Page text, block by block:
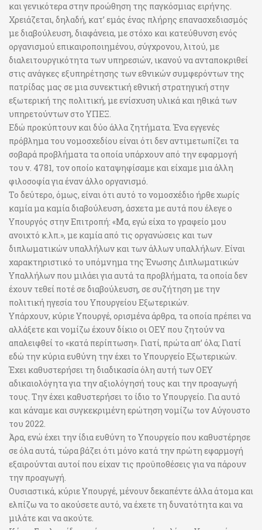
και γενικότερα στην προώθηση της παγκόσμιας ειρήνης.
Χρειάζεται, δηλαδή, κατ’ εμάς ένας πλήρης επανασχεδιασμός
με διαβούλευση, διαφάνεια, με στόχο και κατεύθυνση ενός
οργανισμού επικαιροποιημένου, σύγχρονου, λιτού, με
διαλειτουργικότητα των υπηρεσιών, ικανού να ανταποκριθεί
στις ανάγκες εξυπηρέτησης των εθνικών συμφερόντων της
πατρίδας μας σε μια συνεκτική εθνική στρατηγική στην
εξωτερική της πολιτική, με ενίσχυση υλικά και ηθικά των
υπηρετούντων στο ΥΠΕΞ.
Εδώ προκύπτουν και δύο άλλα ζητήματα. Ένα εγγενές
πρόβλημα του νομοσχεδίου είναι ότι δεν αντιμετωπίζει τα
σοβαρά προβλήματα τα οποία υπάρχουν από την εφαρμογή
του ν. 4781, τον οποίο καταψηφίσαμε και είχαμε μια άλλη
φιλοσοφία για έναν άλλο οργανισμό.
Το δεύτερο, όμως, είναι ότι αυτό το νομοσχέδιο ήρθε χωρίς
καμία μα καμία διαβούλευση, άσχετα με αυτά που έλεγε ο
Υπουργός στην Επιτροπή: «Μα, εγώ είχα το γραφείο μου
ανοιχτό κ.λπ.», με καμία από τις οργανώσεις και των
διπλωματικών υπαλλήλων και των άλλων υπαλλήλων. Είναι
χαρακτηριστικό το υπόμνημα της Ένωσης Διπλωματικών
Υπαλλήλων που μιλάει για αυτά τα προβλήματα, τα οποία δεν
έχουν τεθεί ποτέ σε διαβούλευση, σε συζήτηση με την
πολιτική ηγεσία του Υπουργείου Εξωτερικών.
Υπάρχουν, κύριε Υπουργέ, ορισμένα άρθρα, τα οποία πρέπει να
αλλάξετε και νομίζω έχουν δίκιο οι ΟΕΥ που ζητούν να
απαλειφθεί το «κατά περίπτωση». Γιατί, πρώτα απ’ όλα; Γιατί
εδώ την κύρια ευθύνη την έχει το Υπουργείο Εξωτερικών.
Έχει καθυστερήσει τη διαδικασία όλη αυτή των ΟΕΥ
αδικαιολόγητα για την αξιολόγησή τους και την προαγωγή
τους. Την έχει καθυστερήσει το ίδιο το Υπουργείο. Για αυτό
και κάναμε και συγκεκριμένη ερώτηση νομίζω τον Αύγουστο
του 2022.
Άρα, ενώ έχει την ίδια ευθύνη το Υπουργείο που καθυστέρησε
σε όλα αυτά, τώρα βάζει ότι μόνο κατά την πρώτη εφαρμογή
εξαιρούνται αυτοί που είχαν τις προϋποθέσεις για να πάρουν
την προαγωγή.
Ουσιαστικά, κύριε Υπουργέ, μένουν δεκαπέντε άλλα άτομα και
ελπίζω να το ακούσετε αυτό, να έχετε τη δυνατότητα και να
μιλάτε και να ακούτε.